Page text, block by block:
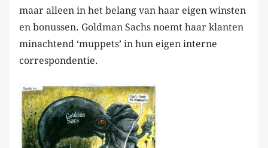
maar alleen in het belang van haar eigen winsten
en bonussen. Goldman Sachs noemt haar klanten
minachtend ‘muppets’ in hun eigen interne
correspondentie.